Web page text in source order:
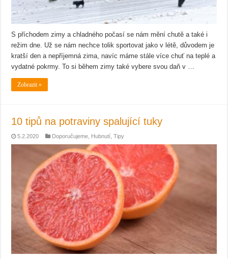
S příchodem zimy a chladného počasí se nám mění chutě a také i
režim dne. Už se nám nechce tolik sportovat jako v létě, důvodem je
kratší den a nepříjemná zima, navíc máme stále více chuť na teplé a
vydatné pokrmy. To si během zimy také vybere svou daň v …
Zobrazit »
10 tipů na potraviny spalující tuky
5.2.2020 Doporučujeme Hubnutí ,Tipy